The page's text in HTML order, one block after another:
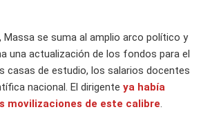
Massa se suma al amplio arco político y
una actualización de los fondos para el
casas de estudio, los salarios docentes
nacional. El dirigente ya había
movilizaciones de este calibre.